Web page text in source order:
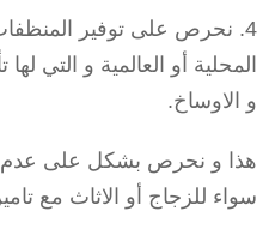
نحرص على توفير
المحلية أو العالمية و التي
و الاوساخ.
هذا و نحرص بشكل على
سواء للزجاج أو الاثاث مع